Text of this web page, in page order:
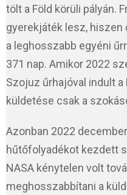
tölt a Föld körüli pályán.
gyerekjáték lesz, hiszen
a leghosszabb egyéni
371 nap. Amikor 2022
Szojuz űrhajóval indult
küldetése csak a
Azonban 2022
hűtőfolyadékot kezdett
NASA kénytelen volt
meghosszabbítani a